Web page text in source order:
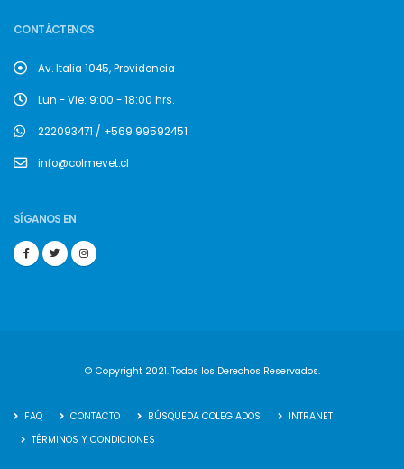
CONTÁCTENOS
Av. Italia 1045, Providencia
Lun - Vie: 9:00 - 18:00 hrs.
222093471 / +569 99592451
info@colmevet.cl
SÍGANOS EN
© Copyright 2021. Todos los Derechos Reservados.
FAQ CONTACTO BÚSQUEDA COLEGIADOS
INTRANET
TÉRMINOS Y CONDICIONES